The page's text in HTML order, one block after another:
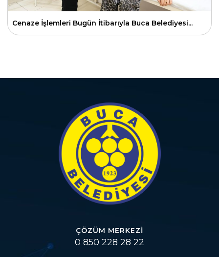
Cenaze İşlemleri Bugün İtibarıyla Buca Belediyesi...
ÇÖZÜM MERKEZI
0 850 228 28 22